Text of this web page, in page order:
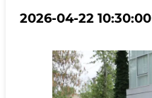
2026-04-22 10:30:00